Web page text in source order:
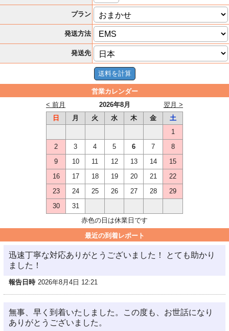
プラン
発送方法
発送先
営業カレンダー
2026年8月
< 前月
翌月 >
日
月 火 水 木 金
土
1
2
3 4 5 6 7
8
9
10 11 12 13 14
15
16
17 18 19 20 21
22
23
24 25 26 27 28
29
30
31
赤色の日は休業日です
最近の到着レポート
迅速丁寧な対応ありがとうございました！ とても助かり
ました！
報告日時 2026年8月4日 12:21
無事、早く到着いたしました。この度も、お世話になり
ありがとうございました。